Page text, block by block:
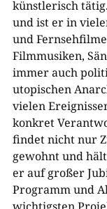
künstlerisch
und ist er in
und
Filmmusiken,
immer auch
utopischen
vielen
konkret
findet nicht nur
gewohnt und
er auf großer
Programm und
wichtigsten